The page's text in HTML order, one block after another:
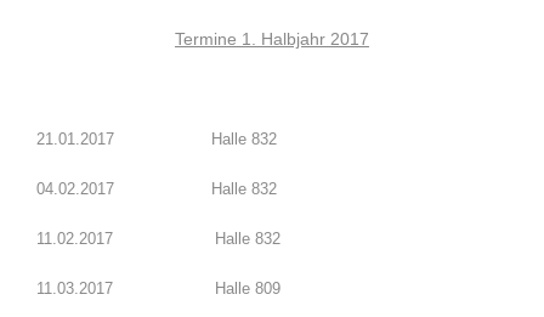
Termine 1. Halbjahr 2017
21.01.2017 Halle 832
04.02.2017 Halle 832
11.02.2017 Halle 832
11.03.2017 Halle 809